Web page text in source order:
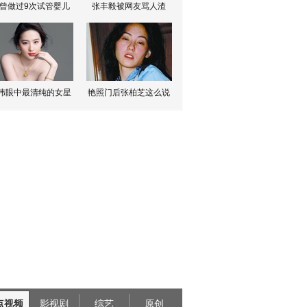
做过9次试管婴儿 张丰毅被网友骂人渣
眼中最清纯的女星 艳照门后张柏芝这么说
视频 影视剧 综艺 原创